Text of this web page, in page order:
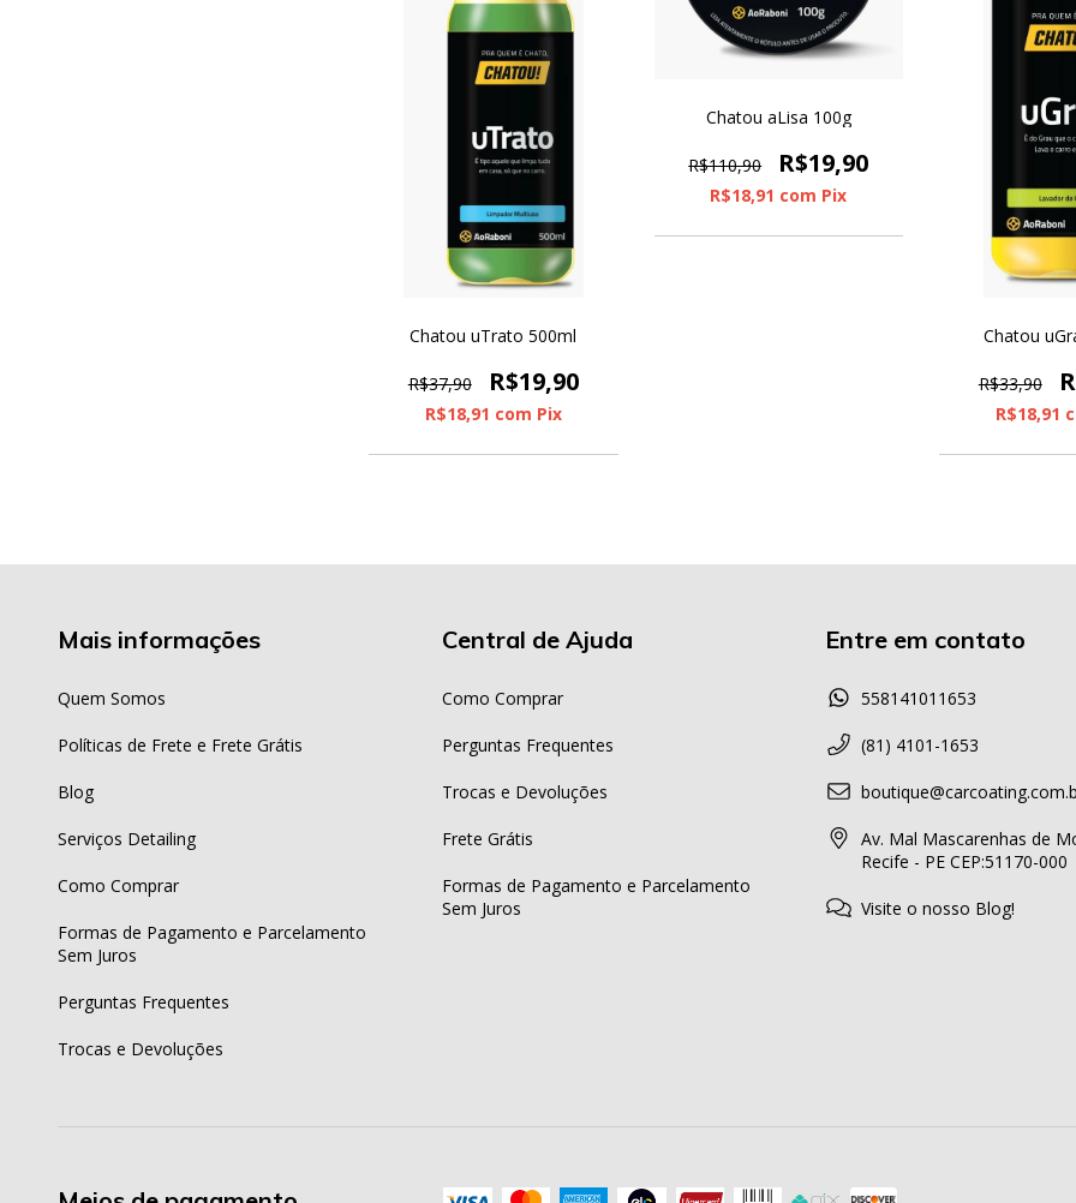
Chatou uTrato 500ml
R$37,90 R$19,90
R$18,91 com Pix
Chatou aLisa 100g
R$110,90 R$19,90
R$18,91 com Pix
Chatou
R$33,90
R$18,91
Mais informações
Quem Somos
Políticas de Frete e Frete Grátis
Blog
Serviços Detailing
Como Comprar
Formas de Pagamento e Parcelamento
Sem Juros
Perguntas Frequentes
Trocas e Devoluções
Central de Ajuda
Como Comprar
Perguntas Frequentes
Trocas e Devoluções
Frete Grátis
Formas de Pagamento e Parcelamento
Sem Juros
Entre em contato
558141011653
(81) 4101-1653
Av. Mal Mascarenhas de
Recife - PE CEP:51170-000
Visite o nosso Blog!